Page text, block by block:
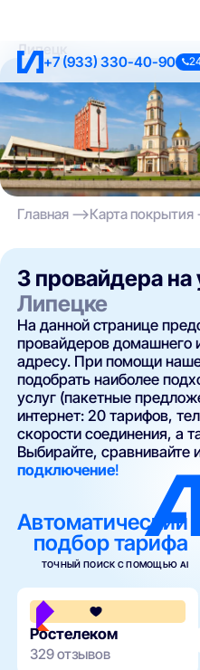
+7 (933) 330-40-90
Липецк
Главная Карта покрытия
3 провайдера
Липецке
На данной странице
провайдеров домашнего
адресу. При помощи
подобрать наиболее
услуг (пакетные
интернет: 20 тарифов,
скорости соединения, а
Выбирайте, сравнивайте
подключение!
Автоматический
подбор тарифа
ТОЧНЫЙ ПОИСК С ПОМОЩЬЮ AI
Ростелеком
329 отзывов